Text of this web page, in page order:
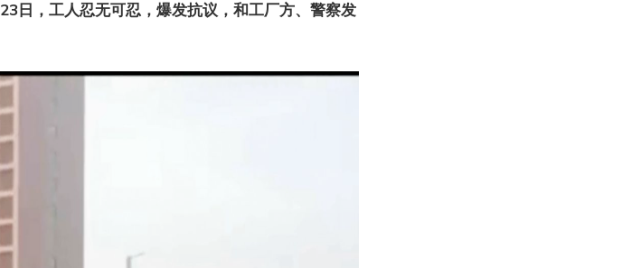
23日，工人忍无可忍，爆发抗议，和工厂方、警察发